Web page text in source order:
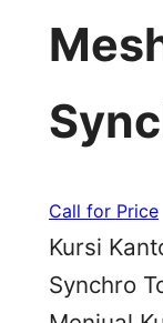
Call for Price
Kursi
Synchro